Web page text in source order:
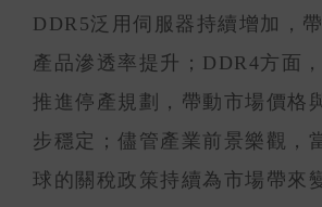
DDR5泛用伺服器持續增加，
產品滲透率提升；DDR4方面
推進停產規劃，帶動市場價格
步穩定；儘管產業前景樂觀，
球的關稅政策持續為市場帶來